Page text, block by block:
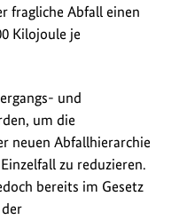
fragliche Abfall einen
Kilojoule je
und
um die
neuen Abfallhierarchie
zu reduzieren.
bereits im Gesetz